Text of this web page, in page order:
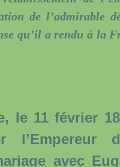
de l’admirable
qu’il a rendu à la
11 février
avec